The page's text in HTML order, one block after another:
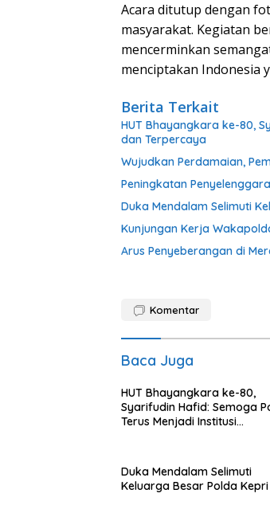
Acara ditutup dengan
masyarakat. Kegiatan
mencerminkan
menciptakan Indonesia
Berita Terkait
HUT Bhayangkara ke-80,
dan Terpercaya
Wujudkan Perdamaian,
Peningkatan
Duka Mendalam Selimuti
Kunjungan Kerja
Arus Penyeberangan di
Komentar
Baca Juga
HUT Bhayangkara ke-80,
Syarifudin Hafid: Semoga
Terus Menjadi Institusi
Duka Mendalam Selimuti
Keluarga Besar Polda Kepri